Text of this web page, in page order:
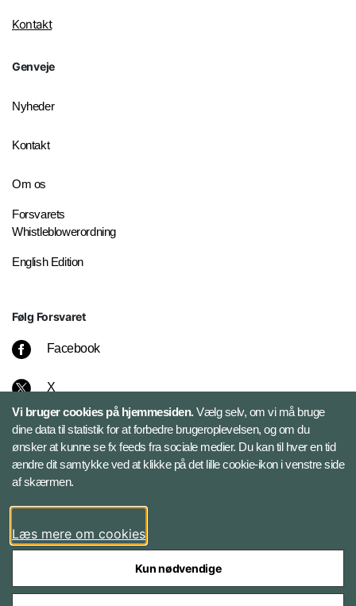
Kontakt
Genveje
Nyheder
Kontakt
Om os
Forsvarets
Whistleblowerordning
English Edition
Følg Forsvaret
Facebook
X
Instagram
Bluesky
LinkedIn
Vi bruger cookies på hjemmesiden.Vælg selv, om vi må bruge
dine data til statistik for at forbedre brugeroplevelsen, og om du
ønsker at kunne se fx feeds fra sociale medier. Du kan til hver en tid
ændre dit samtykke ved at klikke på det lille cookie-ikon i venstre side
af skærmen.
Læs mere om cookies
Kun nødvendige